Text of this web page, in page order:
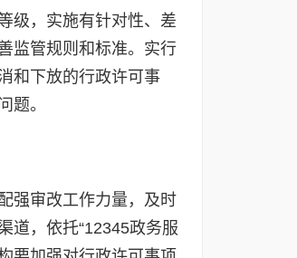
级，实施有针对性、差
监管规则和标准。实行
和下放的行政许可事
题。
强审改工作力量，及时
道，依托“12345政务服